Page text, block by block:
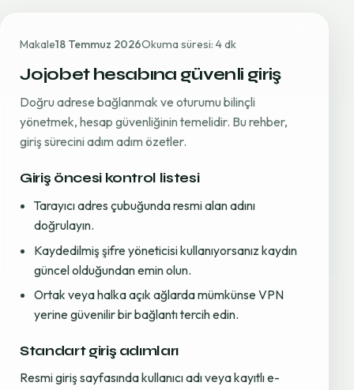
Makale18 Temmuz 2026Okuma süresi: 4 dk
Jojobet hesabına güvenli giriş
Doğru adrese bağlanmak ve oturumu bilinçli
yönetmek, hesap güvenliğinin temelidir. Bu rehber,
giriş sürecini adım adım özetler.
Giriş öncesi kontrol listesi
Tarayıcı adres çubuğunda resmi alan adını
doğrulayın.
Kaydedilmiş şifre yöneticisi kullanıyorsanız kaydın
güncel olduğundan emin olun.
Ortak veya halka açık ağlarda mümkünse VPN
yerine güvenilir bir bağlantı tercih edin.
Standart giriş adımları
Resmi giriş sayfasında kullanıcı adı veya kayıtlı e-